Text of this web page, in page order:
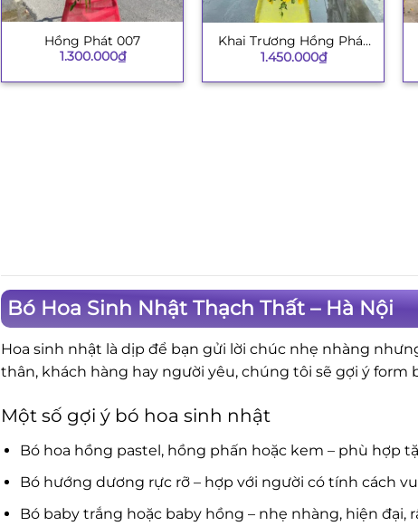
Hồng Phát 007
1.300.000₫
+
Khai Trương Hồng Phát
003
1.450.000₫
Bó Hoa Sinh Nhật Thạch Thất – Hà Nội
Hoa sinh nhật là dịp để bạn gửi lời chúc nhẹ nhàng
thân, khách hàng hay người yêu, chúng tôi sẽ gợi ý form
Một số gợi ý bó hoa sinh nhật
Bó hoa hồng pastel, hồng phấn hoặc kem – phù hợp
Bó hướng dương rực rỡ – hợp với người có tính cách
Bó baby trắng hoặc baby hồng – nhẹ nhàng, hiện đại,